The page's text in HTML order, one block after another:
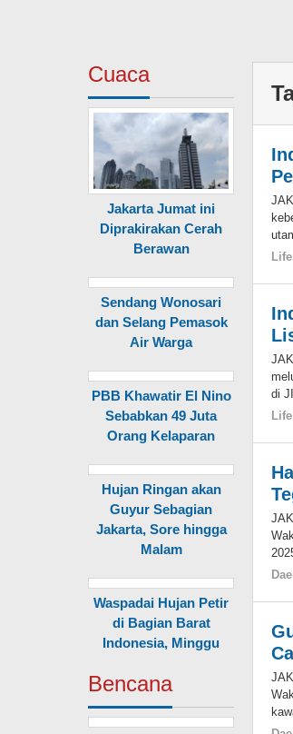
Cuaca
Jakarta Jumat ini
Diprakirakan Cerah
Berawan
Sendang Wonosari
dan Selang Pemasok
Air Warga
PBB Khawatir El Nino
Sebabkan 49 Juta
Orang Kelaparan
Hujan Ringan akan
Guyur Sebagian
Jakarta, Sore hingga
Malam
Waspadai Hujan Petir
di Bagian Barat
Indonesia, Minggu
Bencana
di